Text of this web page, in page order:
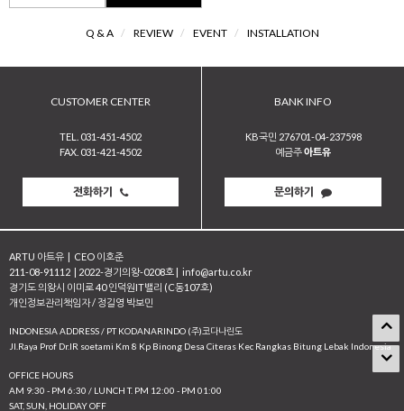
Q & A / REVIEW / EVENT / INSTALLATION
CUSTOMER CENTER
TEL. 031-451-4502
FAX. 031-421-4502
전화하기
BANK INFO
KB국민 276701-04-237598
예금주아트유
문의하기
ARTU 아트유 | CEO 이호준
211-08-91112 | 2022-경기의왕-0208호 | info@artu.co.kr
경기도 의왕시 이미로 40 인덕원IT밸리 (C동107호)
개인정보관리책임자 / 정길영 박보민
INDONESIA ADDRESS / PT KODANARINDO (주)코다나린도
JI.Raya Prof Dr.IR soetami Km 8 Kp Binong Desa Citeras Kec Rangkas Bitung Lebak Indonesia
OFFICE HOURS
AM 9:30 - PM 6:30 / LUNCH T. PM 12:00 - PM 01:00
SAT, SUN, HOLIDAY OFF